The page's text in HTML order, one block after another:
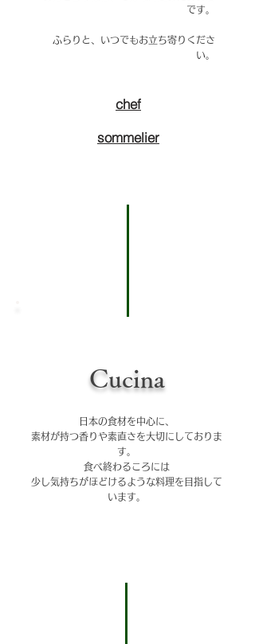
です。
ふらりと、いつでもお立ち寄りくださ
い。
chef
sommelier
Cucina
日本の食材を中心に、
素材が持つ香りや素直さを大切にしておりま
す。
食べ終わるころには
少し気持ちがほどけるような料理を目指して
います。